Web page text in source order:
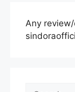
Any